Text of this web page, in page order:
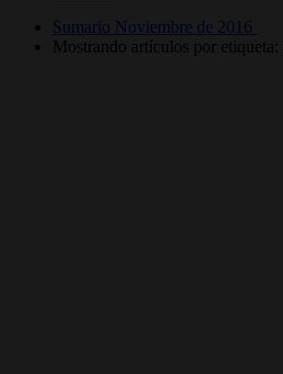
Sumario Noviembre de 2016
Mostrando artículos por etiqueta: